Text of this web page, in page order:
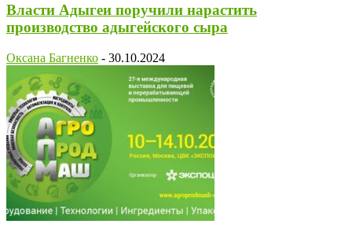
Власти Адыгеи поручили нарастить
производство адыгейского сыра
Оксана Багненко - 30.10.2024